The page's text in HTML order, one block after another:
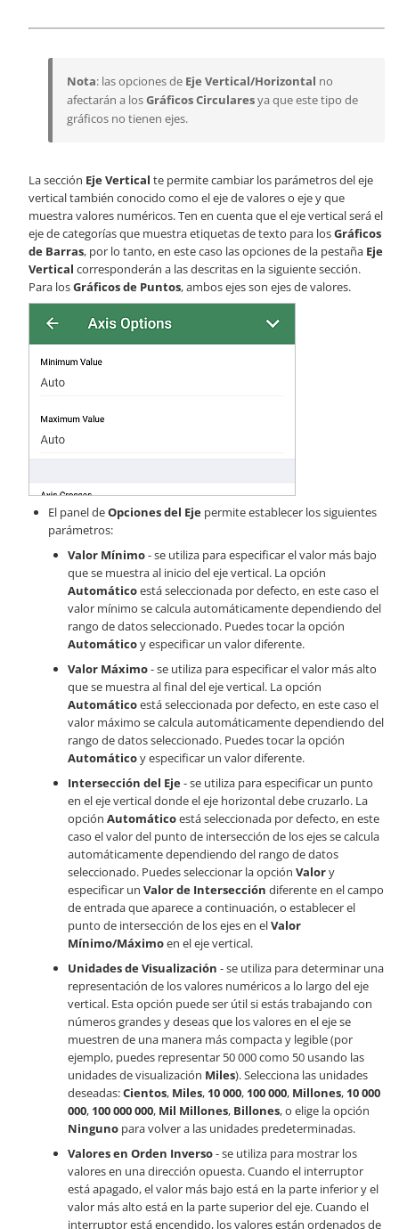
Nota: las opciones de Eje Vertical/Horizontal no
afectarán a losGráficos Circularesya que este tipo de
gráficos no tienen ejes.
La sección Eje Vertical te permite cambiar los parámetros del eje
vertical también conocido como el eje de valores o eje y que
muestra valores numéricos. Ten en cuenta que el eje vertical será el
eje de categorías que muestra etiquetas de texto para losGráficos
de Barras, por lo tanto, en este caso las opciones de la pestaña Eje
Vertical corresponderán a las descritas en la siguiente sección.
Para losGráficos de Puntos, ambos ejes son ejes de valores.
El panel deOpciones del Eje permite establecer los siguientes
parámetros:
Valor Mínimo- se utiliza para especificar el valor más bajo
que se muestra al inicio del eje vertical. La opción
Automáticoestá seleccionada por defecto, en este caso el
valor mínimo se calcula automáticamente dependiendo del
rango de datos seleccionado. Puedes tocar la opción
Automáticoy especificar un valor diferente.
Valor Máximo- se utiliza para especificar el valor más alto
que se muestra al final del eje vertical. La opción
Automáticoestá seleccionada por defecto, en este caso el
valor máximo se calcula automáticamente dependiendo del
rango de datos seleccionado. Puedes tocar la opción
Automáticoy especificar un valor diferente.
Intersección del Eje- se utiliza para especificar un punto
en el eje vertical donde el eje horizontal debe cruzarlo. La
opción Automáticoestá seleccionada por defecto, en este
caso el valor del punto de intersección de los ejes se calcula
automáticamente dependiendo del rango de datos
seleccionado. Puedes seleccionar la opción Valory
especificar un Valor de Intersección diferente en el campo
de entrada que aparece a continuación, o establecer el
punto de intersección de los ejes en elValor
Mínimo/Máximoen el eje vertical.
Unidades de Visualización - se utiliza para determinar una
representación de los valores numéricos a lo largo del eje
vertical. Esta opción puede ser útil si estás trabajando con
números grandes y deseas que los valores en el eje se
muestren de una manera más compacta y legible (por
ejemplo, puedes representar 50 000 como 50 usando las
unidades de visualización Miles). Selecciona las unidades
deseadas:Cientos, Miles, 10 000, 100 000, Millones, 10 000
000, 100 000 000, Mil Millones, Billones, o elige la opción
Ninguno para volver a las unidades predeterminadas.
Valores en Orden Inverso- se utiliza para mostrar los
valores en una dirección opuesta. Cuando el interruptor
está apagado, el valor más bajo está en la parte inferior y el
valor más alto está en la parte superior del eje. Cuando el
interruptor está encendido, los valores están ordenados de